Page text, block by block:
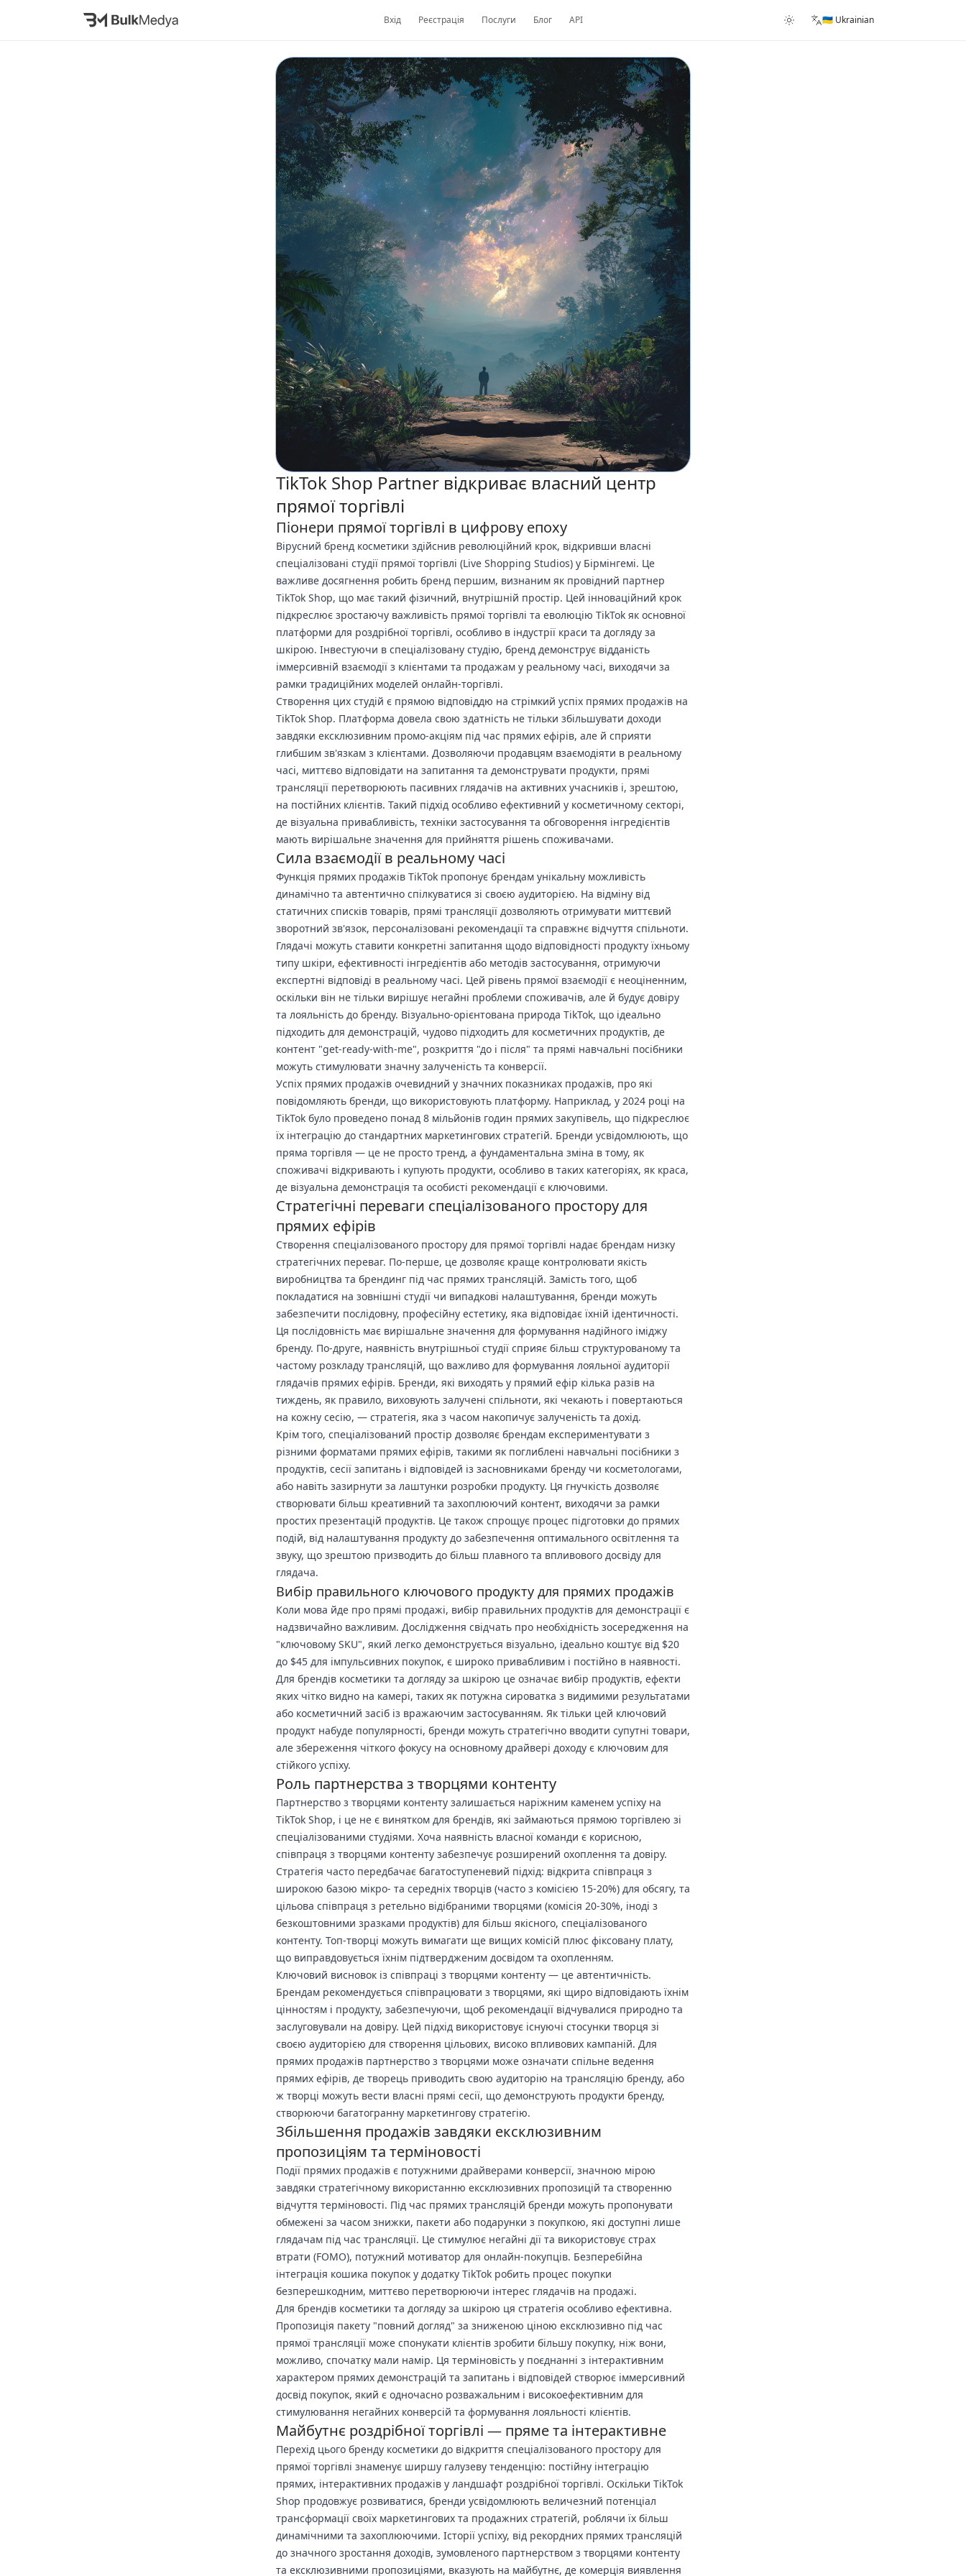
Вхід Реєстрація Послуги Блог API 🇺🇦 Ukrainian
TikTok Shop Partner відкриває власний центр
прямої торгівлі
Піонери прямої торгівлі в цифрову епоху
Вірусний бренд косметики здійснив революційний крок, відкривши власні
спеціалізовані студії прямої торгівлі (Live Shopping Studios) у Бірмінгемі. Це
важливе досягнення робить бренд першим, визнаним як провідний партнер
TikTok Shop, що має такий фізичний, внутрішній простір. Цей інноваційний крок
підкреслює зростаючу важливість прямої торгівлі та еволюцію TikTok як основної
платформи для роздрібної торгівлі, особливо в індустрії краси та догляду за
шкірою. Інвестуючи в спеціалізовану студію, бренд демонструє відданість
іммерсивній взаємодії з клієнтами та продажам у реальному часі, виходячи за
рамки традиційних моделей онлайн-торгівлі.
Створення цих студій є прямою відповіддю на стрімкий успіх прямих продажів на
TikTok Shop. Платформа довела свою здатність не тільки збільшувати доходи
завдяки ексклюзивним промо-акціям під час прямих ефірів, але й сприяти
глибшим зв'язкам з клієнтами. Дозволяючи продавцям взаємодіяти в реальному
часі, миттєво відповідати на запитання та демонструвати продукти, прямі
трансляції перетворюють пасивних глядачів на активних учасників і, зрештою,
на постійних клієнтів. Такий підхід особливо ефективний у косметичному секторі,
де візуальна привабливість, техніки застосування та обговорення інгредієнтів
мають вирішальне значення для прийняття рішень споживачами.
Сила взаємодії в реальному часі
Функція прямих продажів TikTok пропонує брендам унікальну можливість
динамічно та автентично спілкуватися зі своєю аудиторією. На відміну від
статичних списків товарів, прямі трансляції дозволяють отримувати миттєвий
зворотний зв'язок, персоналізовані рекомендації та справжнє відчуття спільноти.
Глядачі можуть ставити конкретні запитання щодо відповідності продукту їхньому
типу шкіри, ефективності інгредієнтів або методів застосування, отримуючи
експертні відповіді в реальному часі. Цей рівень прямої взаємодії є неоціненним,
оскільки він не тільки вирішує негайні проблеми споживачів, але й будує довіру
та лояльність до бренду. Візуально-орієнтована природа TikTok, що ідеально
підходить для демонстрацій, чудово підходить для косметичних продуктів, де
контент "get-ready-with-me", розкриття "до і після" та прямі навчальні посібники
можуть стимулювати значну залученість та конверсії.
Успіх прямих продажів очевидний у значних показниках продажів, про які
повідомляють бренди, що використовують платформу. Наприклад, у 2024 році на
TikTok було проведено понад 8 мільйонів годин прямих закупівель, що підкреслює
їх інтеграцію до стандартних маркетингових стратегій. Бренди усвідомлюють, що
пряма торгівля — це не просто тренд, а фундаментальна зміна в тому, як
споживачі відкривають і купують продукти, особливо в таких категоріях, як краса,
де візуальна демонстрація та особисті рекомендації є ключовими.
Стратегічні переваги спеціалізованого простору для
прямих ефірів
Створення спеціалізованого простору для прямої торгівлі надає брендам низку
стратегічних переваг. По-перше, це дозволяє краще контролювати якість
виробництва та брендинг під час прямих трансляцій. Замість того, щоб
покладатися на зовнішні студії чи випадкові налаштування, бренди можуть
забезпечити послідовну, професійну естетику, яка відповідає їхній ідентичності.
Ця послідовність має вирішальне значення для формування надійного іміджу
бренду. По-друге, наявність внутрішньої студії сприяє більш структурованому та
частому розкладу трансляцій, що важливо для формування лояльної аудиторії
глядачів прямих ефірів. Бренди, які виходять у прямий ефір кілька разів на
тиждень, як правило, виховують залучені спільноти, які чекають і повертаються
на кожну сесію, — стратегія, яка з часом накопичує залученість та дохід.
Крім того, спеціалізований простір дозволяє брендам експериментувати з
різними форматами прямих ефірів, такими як поглиблені навчальні посібники з
продуктів, сесії запитань і відповідей із засновниками бренду чи косметологами,
або навіть зазирнути за лаштунки розробки продукту. Ця гнучкість дозволяє
створювати більш креативний та захоплюючий контент, виходячи за рамки
простих презентацій продуктів. Це також спрощує процес підготовки до прямих
подій, від налаштування продукту до забезпечення оптимального освітлення та
звуку, що зрештою призводить до більш плавного та впливового досвіду для
глядача.
Вибір правильного ключового продукту для прямих продажів
Коли мова йде про прямі продажі, вибір правильних продуктів для демонстрації є
надзвичайно важливим. Дослідження свідчать про необхідність зосередження на
"ключовому SKU", який легко демонструється візуально, ідеально коштує від $20
до $45 для імпульсивних покупок, є широко привабливим і постійно в наявності.
Для брендів косметики та догляду за шкірою це означає вибір продуктів, ефекти
яких чітко видно на камері, таких як потужна сироватка з видимими результатами
або косметичний засіб із вражаючим застосуванням. Як тільки цей ключовий
продукт набуде популярності, бренди можуть стратегічно вводити супутні товари,
але збереження чіткого фокусу на основному драйвері доходу є ключовим для
стійкого успіху.
Роль партнерства з творцями контенту
Партнерство з творцями контенту залишається наріжним каменем успіху на
TikTok Shop, і це не є винятком для брендів, які займаються прямою торгівлею зі
спеціалізованими студіями. Хоча наявність власної команди є корисною,
співпраця з творцями контенту забезпечує розширений охоплення та довіру.
Стратегія часто передбачає багатоступеневий підхід: відкрита співпраця з
широкою базою мікро- та середніх творців (часто з комісією 15-20%) для обсягу, та
цільова співпраця з ретельно відібраними творцями (комісія 20-30%, іноді з
безкоштовними зразками продуктів) для більш якісного, спеціалізованого
контенту. Топ-творці можуть вимагати ще вищих комісій плюс фіксовану плату,
що виправдовується їхнім підтвердженим досвідом та охопленням.
Ключовий висновок із співпраці з творцями контенту — це автентичність.
Брендам рекомендується співпрацювати з творцями, які щиро відповідають їхнім
цінностям і продукту, забезпечуючи, щоб рекомендації відчувалися природно та
заслуговували на довіру. Цей підхід використовує існуючі стосунки творця зі
своєю аудиторією для створення цільових, високо впливових кампаній. Для
прямих продажів партнерство з творцями може означати спільне ведення
прямих ефірів, де творець приводить свою аудиторію на трансляцію бренду, або
ж творці можуть вести власні прямі сесії, що демонструють продукти бренду,
створюючи багатогранну маркетингову стратегію.
Збільшення продажів завдяки ексклюзивним
пропозиціям та терміновості
Події прямих продажів є потужними драйверами конверсії, значною мірою
завдяки стратегічному використанню ексклюзивних пропозицій та створенню
відчуття терміновості. Під час прямих трансляцій бренди можуть пропонувати
обмежені за часом знижки, пакети або подарунки з покупкою, які доступні лише
глядачам під час трансляції. Це стимулює негайні дії та використовує страх
втрати (FOMO), потужний мотиватор для онлайн-покупців. Безперебійна
інтеграція кошика покупок у додатку TikTok робить процес покупки
безперешкодним, миттєво перетворюючи інтерес глядачів на продажі.
Для брендів косметики та догляду за шкірою ця стратегія особливо ефективна.
Пропозиція пакету "повний догляд" за зниженою ціною ексклюзивно під час
прямої трансляції може спонукати клієнтів зробити більшу покупку, ніж вони,
можливо, спочатку мали намір. Ця терміновість у поєднанні з інтерактивним
характером прямих демонстрацій та запитань і відповідей створює іммерсивний
досвід покупок, який є одночасно розважальним і високоефективним для
стимулювання негайних конверсій та формування лояльності клієнтів.
Майбутнє роздрібної торгівлі — пряме та інтерактивне
Перехід цього бренду косметики до відкриття спеціалізованого простору для
прямої торгівлі знаменує ширшу галузеву тенденцію: постійну інтеграцію
прямих, інтерактивних продажів у ландшафт роздрібної торгівлі. Оскільки TikTok
Shop продовжує розвиватися, бренди усвідомлюють величезний потенціал
трансформації своїх маркетингових та продажних стратегій, роблячи їх більш
динамічними та захоплюючими. Історії успіху, від рекордних прямих трансляцій
до значного зростання доходів, зумовленого партнерством з творцями контенту
та ексклюзивними пропозиціями, вказують на майбутнє, де комерція виявлення